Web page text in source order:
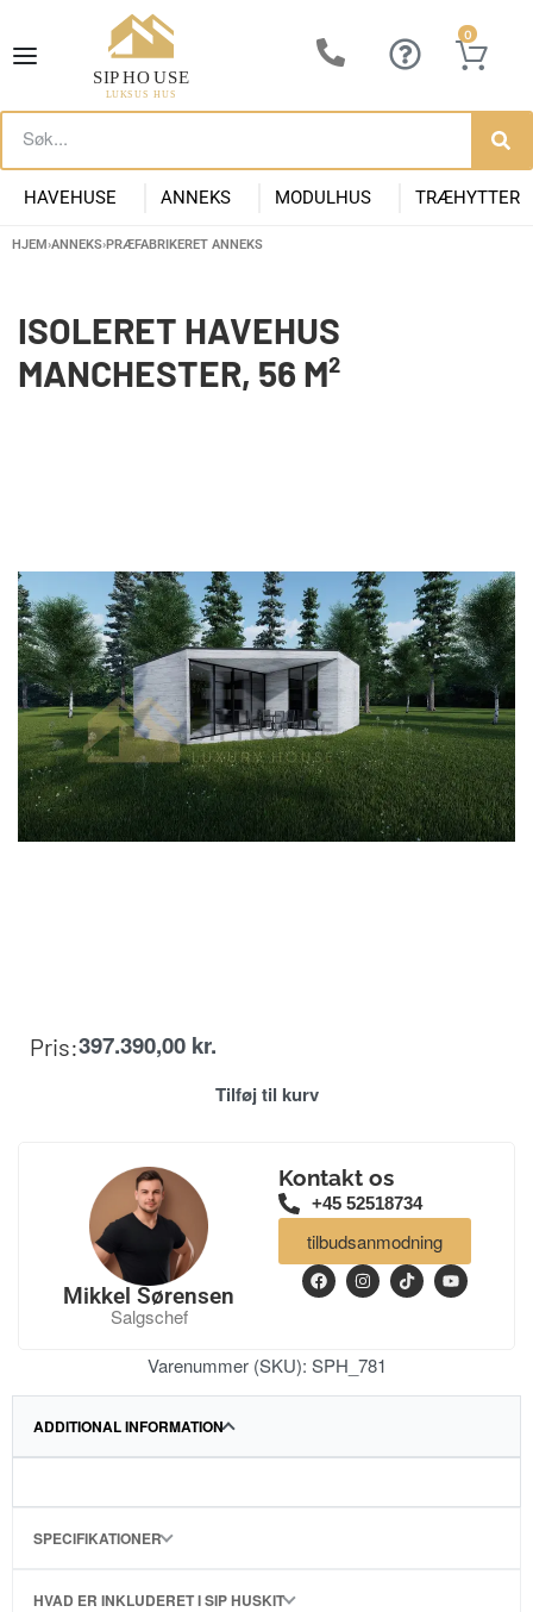
0
HAVEHUSE
Lille Havehus i Træ Have Anneks
ANNEKS
Luksus Anneks
MODULHUS TRÆHYTTER
HJEM›ANNEKS›PRÆFABRIKERET ANNEKS
ISOLERET HAVEHUS
MANCHESTER, 56 M²
Pris:397.390,00 kr.
Tilføj til kurv
Kontakt os
+45 52518734
tilbudsanmodning
Mikkel Sørensen
Salgschef
Varenummer (SKU): SPH_781
ADDITIONAL INFORMATION
SPECIFIKATIONER
HVAD ER INKLUDERET I SIP HUSKIT